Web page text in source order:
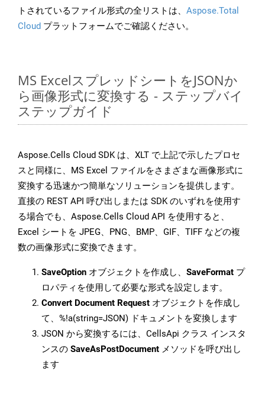
トされているファイル形式の全リストは、 Aspose.Total
Cloud プラットフォームでご確認ください。
MS ExcelスプレッドシートをJSONか
ら画像形式に変換する - ステップバイ
ステップガイド
Aspose.Cells Cloud SDK は、XLT で上記で示したプロセ
スと同様に、MS Excel ファイルをさまざまな画像形式に
変換する迅速かつ簡単なソリューションを提供します。
直接の REST API 呼び出しまたは SDK のいずれを使用す
る場合でも、Aspose.Cells Cloud API を使用すると、
Excel シートを JPEG、PNG、BMP、GIF、TIFF などの複
数の画像形式に変換できます。
SaveOption オブジェクトを作成し、 SaveFormat プ
ロパティを使用して必要な形式を設定します。
Convert Document Request オブジェクトを作成し
て、%!a(string=JSON) ドキュメントを変換します
JSON から変換するには、CellsApi クラス インスタ
ンスの SaveAsPostDocument メソッドを呼び出し
ます